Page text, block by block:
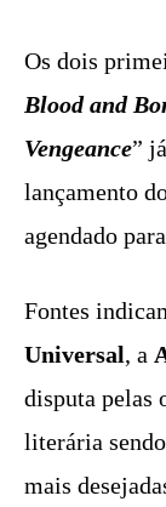
Os dois
Blood and
Vengeance”
lançamento
agendado
Fontes
Universal, a
disputa pelas
literária
mais